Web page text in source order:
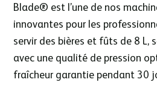
Blade® est l’une de nos
innovantes pour les
servir des bières et fûts de 8 L,
avec une qualité de pression
fraîcheur garantie pendant 30